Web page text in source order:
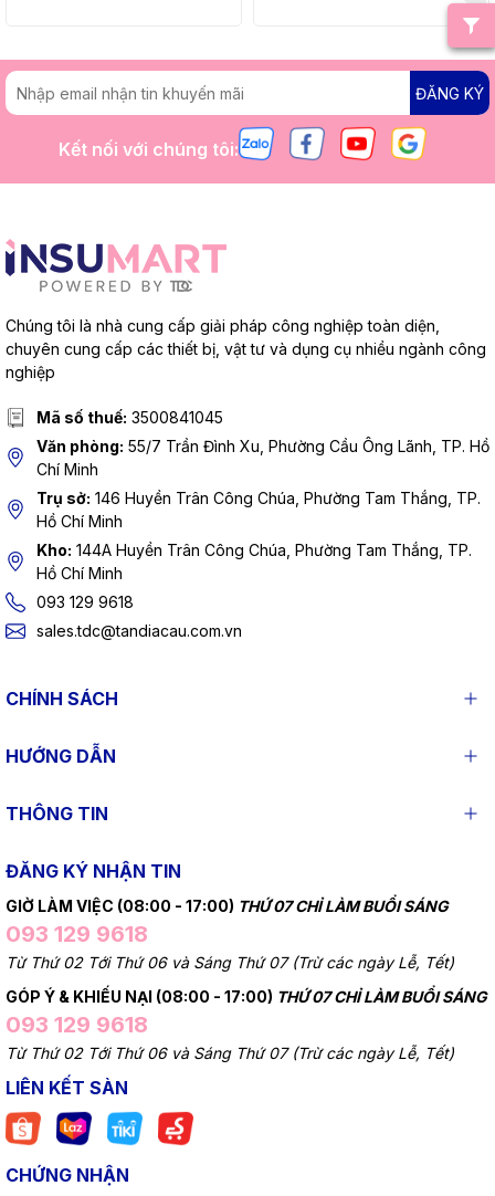
ĐĂNG KÝ
Kết nối với chúng tôi:
Chúng tôi là nhà cung cấp giải pháp công nghiệp toàn diện,
chuyên cung cấp các thiết bị, vật tư và dụng cụ nhiều ngành công
nghiệp
Mã số thuế: 3500841045
Văn phòng: 55/7 Trần Đình Xu, Phường Cầu Ông Lãnh, TP. Hồ
Chí Minh
Trụ sở: 146 Huyền Trân Công Chúa, Phường Tam Thắng, TP.
Hồ Chí Minh
Kho: 144A Huyền Trân Công Chúa, Phường Tam Thắng, TP.
Hồ Chí Minh
093 129 9618
sales.tdc@tandiacau.com.vn
CHÍNH SÁCH
HƯỚNG DẪN
THÔNG TIN
ĐĂNG KÝ NHẬN TIN
GIỜ LÀM VIỆC (08:00 - 17:00) THỨ 07 CHỈ LÀM BUỔI SÁNG
093 129 9618
Từ Thứ 02 Tới Thứ 06 và Sáng Thứ 07 (Trừ các ngày Lễ, Tết)
GÓP Ý & KHIẾU NẠI (08:00 - 17:00) THỨ 07 CHỈ LÀM BUỔI SÁNG
093 129 9618
Từ Thứ 02 Tới Thứ 06 và Sáng Thứ 07 (Trừ các ngày Lễ, Tết)
LIÊN KẾT SÀN
CHỨNG NHẬN